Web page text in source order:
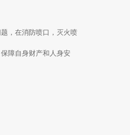
，在消防喷口，灭火喷
障自身财产和人身安